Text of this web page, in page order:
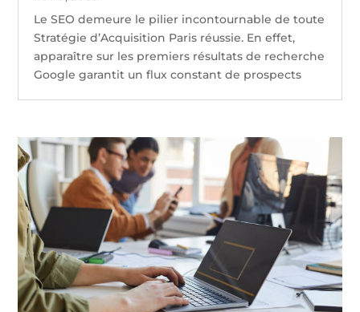
Le SEO demeure le pilier incontournable de toute
Stratégie d’Acquisition Paris réussie. En effet,
apparaître sur les premiers résultats de recherche
Google garantit un flux constant de prospects